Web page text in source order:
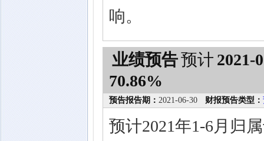
响。
业绩预告预计 2021-
70.86%
预告报告期： 2021-06-30 财报预告类型：
预计2021年1-6月归